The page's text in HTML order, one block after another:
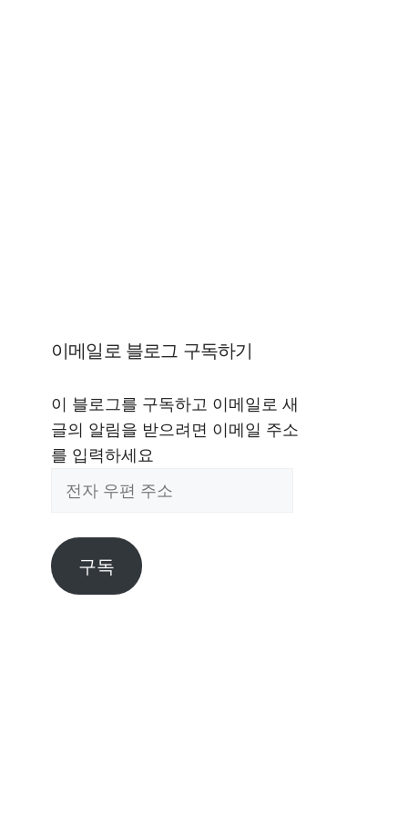
이메일로 블로그 구독하기
이 블로그를 구독하고 이메일로 새
글의 알림을 받으려면 이메일 주소
를 입력하세요
편
주
구독